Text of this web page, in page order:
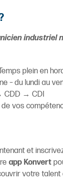
industriel
plein en
– du lundi au
CDD → CDI
de vos
et
app Konvert
votre